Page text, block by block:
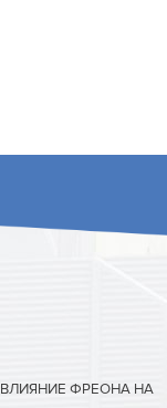
ВЛИЯНИЕ ФРЕОНА НА